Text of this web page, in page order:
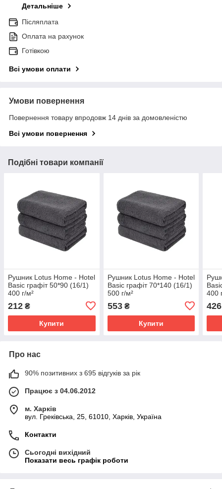
Детальніше
Післяплата
Оплата на рахунок
Готівкою
Всі умови оплати
Умови повернення
Повернення товару впродовж 14 днів за домовленістю
Всі умови повернення
Подібні товари компанії
Рушник Lotus Home - Hotel
Basic графіт 50*90 (16/1)
400 г/м²
212 ₴
Купити
Рушник Lotus Home - Hotel
Basic графіт 70*140 (16/1)
500 г/м²
553₴
Купити
400
426
Про нас
90% позитивних з 695 відгуків за рік
Працює з 04.06.2012
м. Харків
вул. Греківська, 25, 61010, Харків, Україна
Контакти
Сьогодні вихідний
Показати весь графік роботи